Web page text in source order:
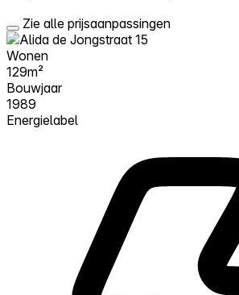
Zie alle prijsaanpassingen
Wonen
129m²
Bouwjaar
1989
Energielabel